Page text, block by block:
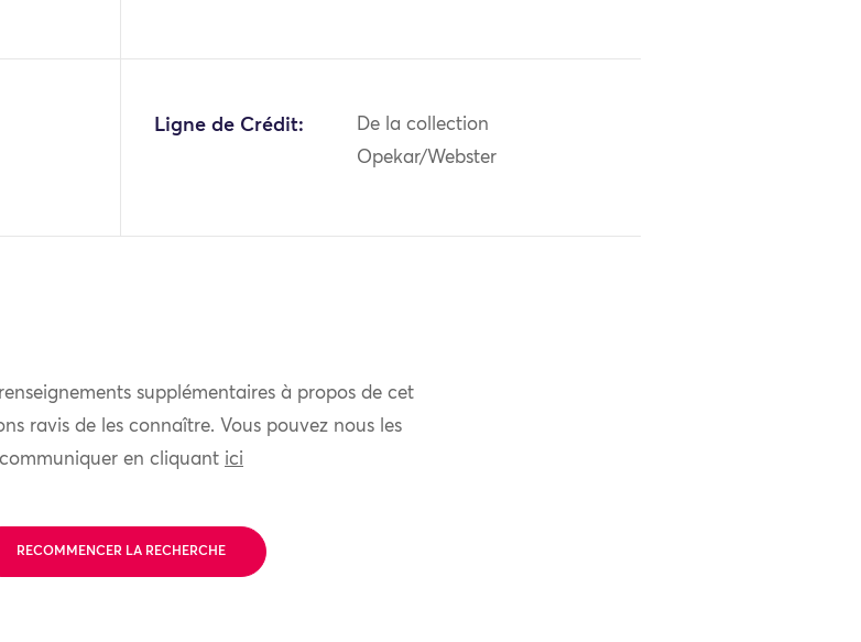
Ligne de Crédit:
De la collection
Opekar/Webster
supplémentaires à propos de cet
ravis de les connaître. Vous pouvez nous les
communiquer en cliquant ici
RECOMMENCER LA RECHERCHE